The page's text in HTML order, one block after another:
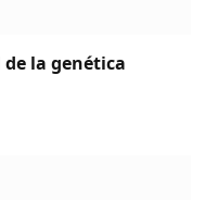
la genética